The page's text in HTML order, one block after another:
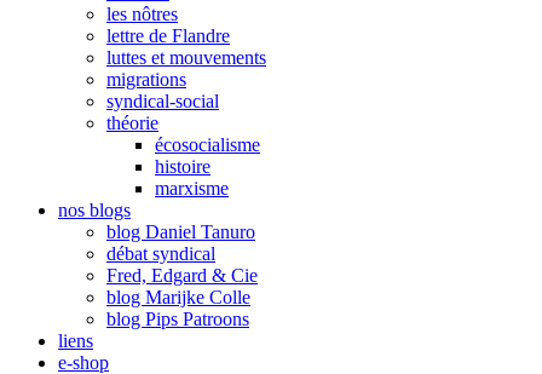
les nôtres
lettre de Flandre
luttes et mouvements
migrations
syndical-social
théorie
écosocialisme
histoire
marxisme
nos blogs
blog Daniel Tanuro
débat syndical
Fred, Edgard & Cie
blog Marijke Colle
blog Pips Patroons
liens
e-shop